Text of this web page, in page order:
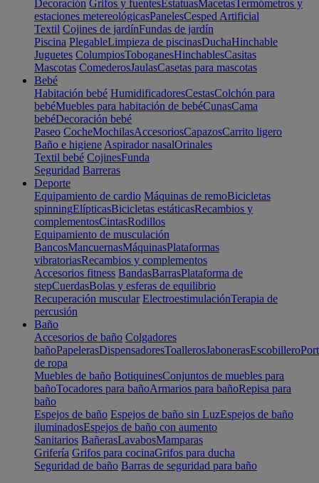
Decoración Grifos y fuentesEstatuasMacetasTermómetros y
estaciones metereológicasPanelesCesped Artificial
Textil Cojines de jardínFundas de jardín
Piscina PlegableLimpieza de piscinasDuchaHinchable
Juguetes ColumpiosToboganesHinchablesCasitas
Mascotas ComederosJaulasCasetas para mascotas
Bebé
Habitación bebé HumidificadoresCestasColchón para
bebéMuebles para habitación de bebéCunasCama
bebéDecoración bebé
Paseo CocheMochilasAccesoriosCapazosCarrito ligero
Baño e higiene Aspirador nasalOrinales
Textil bebé CojinesFunda
Seguridad Barreras
Deporte
Equipamiento de cardio Máquinas de remoBicicletas
spinningElípticasBicicletas estáticasRecambios y
complementosCintasRodillos
Equipamiento de musculación
BancosMancuernasMáquinasPlataformas
vibratoriasRecambios y complementos
Accesorios fitness BandasBarrasPlataforma de
stepCuerdasBolas y esferas de equilibrio
Recuperación muscular ElectroestimulaciónTerapia de
percusión
Baño
Accesorios de baño Colgadores
bañoPapelerasDispensadoresToallerosJabonerasEscobillero
de ropa
Muebles de baño BotiquinesConjuntos de muebles para
bañoTocadores para bañoArmarios para bañoRepisa para
baño
Espejos de baño Espejos de baño sin LuzEspejos de baño
iluminadosEspejos de baño con aumento
Sanitarios BañerasLavabosMamparas
Grifería Grifos para cocinaGrifos para ducha
Seguridad de baño Barras de seguridad para baño